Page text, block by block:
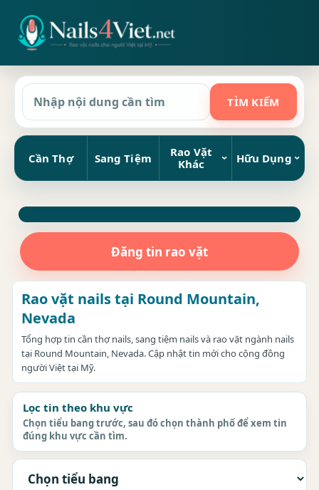
Cần Thợ Sang Tiệm
Rao Vặt
Khác
Hữu Dụng
Đăng tin rao vặt
Rao vặt nails tại Round Mountain,
Nevada
Tổng hợp tin cần thợ nails, sang tiệm nails và rao vặt ngành nails
tại Round Mountain, Nevada. Cập nhật tin mới cho cộng đồng
người Việt tại Mỹ.
Lọc tin theo khu vực
Chọn tiểu bang trước, sau đó chọn thành phố để xem tin
đúng khu vực cần tìm.